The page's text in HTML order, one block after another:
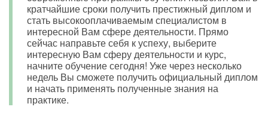
кратчайшие сроки получить престижный диплом и
стать высокооплачиваемым специалистом в
интересной Вам сфере деятельности. Прямо
сейчас направьте себя к успеху, выберите
интересную Вам сферу деятельности и курс,
начните обучение сегодня! Уже через несколько
недель Вы сможете получить официальный диплом
и начать применять полученные знания на
практике.